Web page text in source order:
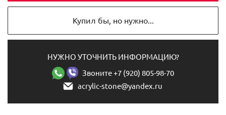
Купил бы, но нужно...
НУЖНО УТОЧНИТЬ ИНФОРМАЦИЮ?
Звоните +7 (920) 805-98-70
acrylic-stone@yandex.ru